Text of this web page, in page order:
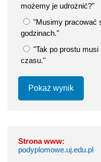
możemy je udrożnić?"
"Musimy pracować
godzinach."
"Tak po prostu
czasu."
Pokaż wynik
Strona www:
podyplomowe.uj.edu.pl